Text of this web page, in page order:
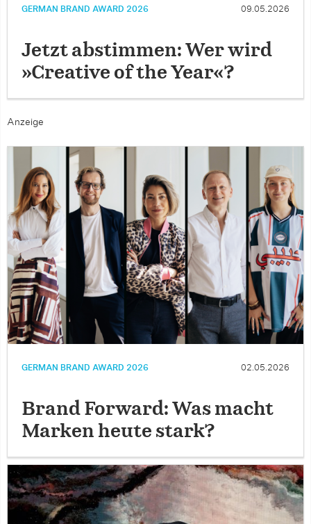
GERMAN BRAND AWARD 2026 09.05.2026
Jetzt abstimmen: Wer wird
»Creative of the Year«?
Anzeige
GERMAN BRAND AWARD 2026 02.05.2026
Brand Forward: Was macht
Marken heute stark?